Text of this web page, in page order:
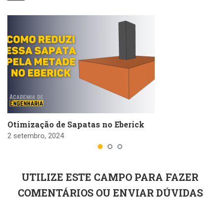
Otimização de Sapatas no Eberick
2 setembro, 2024
UTILIZE ESTE CAMPO PARA FAZER
COMENTÁRIOS OU ENVIAR DÚVIDAS